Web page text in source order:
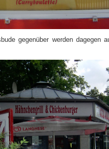
gegenüber werden dagegen